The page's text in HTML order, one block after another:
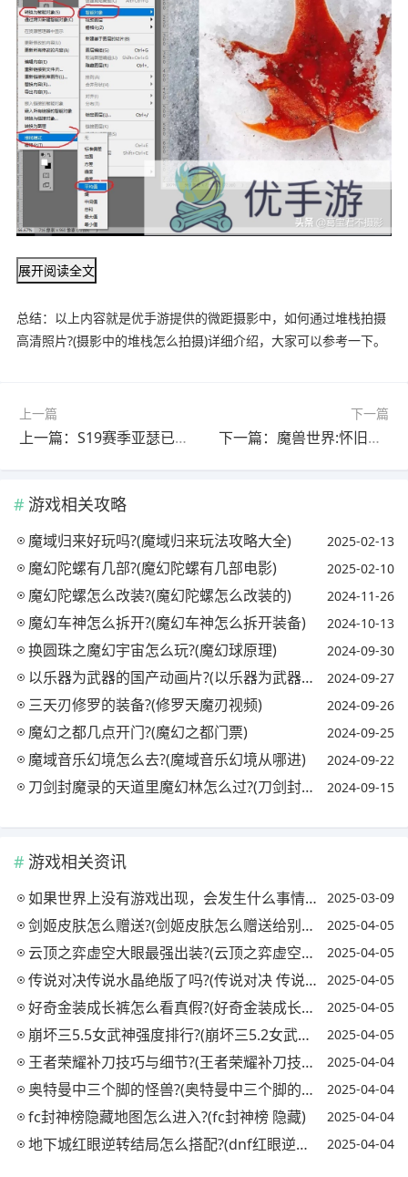
展开阅读全文
总结：以上内容就是优手游提供的微距摄影中，如何通过堆栈拍摄
高清照片?(摄影中的堆栈怎么拍摄)详细介绍，大家可以参考一下。
上一篇
上一篇：S19赛季亚瑟已经崛起，秒C能力特强，具体打法如何?(s1赛季的亚瑟)
下一篇
下一篇：魔兽世界:怀旧服猎人"福利"，一只断牙通过BUG可以让无数人驯服，具体如何操作?
游戏相关攻略
魔域归来好玩吗?(魔域归来玩法攻略大全) 2025-02-13
魔幻陀螺有几部?(魔幻陀螺有几部电影) 2025-02-10
魔幻陀螺怎么改装?(魔幻陀螺怎么改装的) 2024-11-26
魔幻车神怎么拆开?(魔幻车神怎么拆开装备) 2024-10-13
换圆珠之魔幻宇宙怎么玩?(魔幻球原理) 2024-09-30
以乐器为武器的国产动画片?(以乐器为武器的国产动画片叫什么) 2024-09-27
三天刃修罗的装备?(修罗天魔刃视频) 2024-09-26
魔幻之都几点开门?(魔幻之都门票) 2024-09-25
魔域音乐幻境怎么去?(魔域音乐幻境从哪进) 2024-09-22
刀剑封魔录的天道里魔幻林怎么过?(刀剑封魔录天权怎么打) 2024-09-15
游戏相关资讯
如果世界上没有游戏出现，会发生什么事情?(没有游戏世界将会如何) 2025-03-09
剑姬皮肤怎么赠送?(剑姬皮肤怎么赠送给别人) 2025-04-05
云顶之弈虚空大眼最强出装?(云顶之弈虚空之眼出装) 2025-04-05
传说对决传说水晶绝版了吗?(传说对决 传说水晶) 2025-04-05
好奇金装成长裤怎么看真假?(好奇金装成长裤怎么看真假鉴别) 2025-04-05
崩坏三5.5女武神强度排行?(崩坏三5.2女武神强度) 2025-04-05
王者荣耀补刀技巧与细节?(王者荣耀补刀技巧视频) 2025-04-04
奥特曼中三个脚的怪兽?(奥特曼中三个脚的怪兽叫什么) 2025-04-04
fc封神榜隐藏地图怎么进入?(fc封神榜 隐藏) 2025-04-04
地下城红眼逆转结局怎么搭配?(dnf红眼逆转结局怎么样) 2025-04-04